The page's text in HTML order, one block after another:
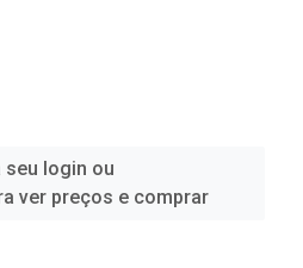
seu login ou
ver preços e comprar